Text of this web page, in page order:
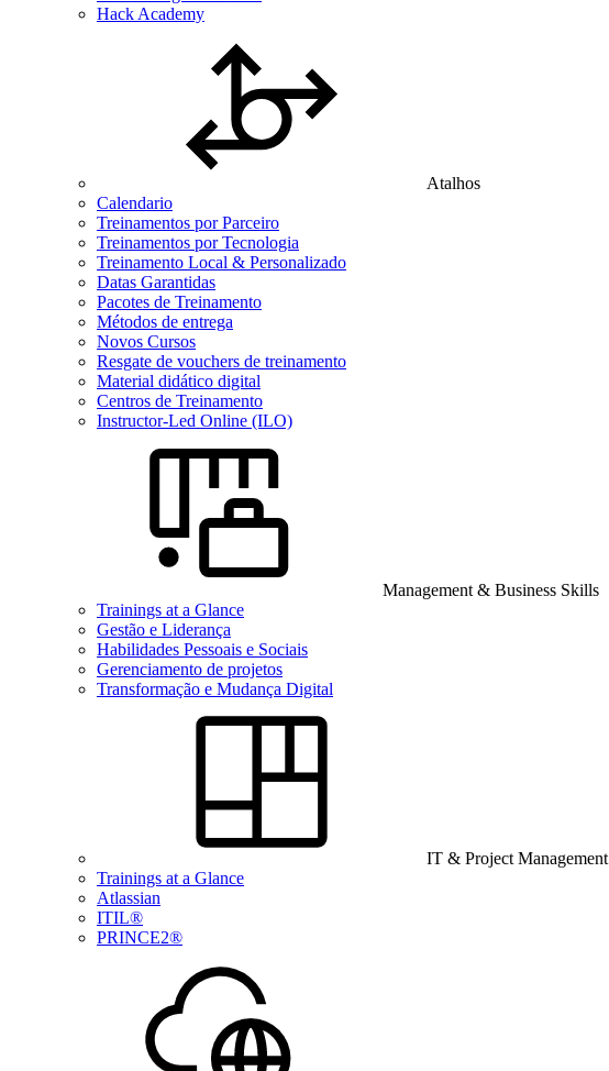
Hack Academy
Atalhos
Calendario
Treinamentos por Parceiro
Treinamentos por Tecnologia
Treinamento Local & Personalizado
Datas Garantidas
Pacotes de Treinamento
Métodos de entrega
Novos Cursos
Resgate de vouchers de treinamento
Material didático digital
Centros de Treinamento
Instructor-Led Online (ILO)
Management & Business Skills
Trainings at a Glance
Gestão e Liderança
Habilidades Pessoais e Sociais
Gerenciamento de projetos
Transformação e Mudança Digital
IT & Project Management
Trainings at a Glance
Atlassian
ITIL®
PRINCE2®